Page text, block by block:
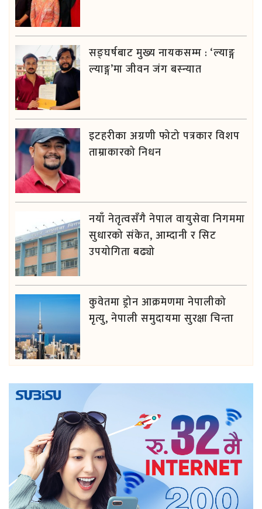
सङ्घर्षबाट मुख्य नायकसम्म : ‘ल्याङ्ग
ल्याङ्ग’मा जीवन जंग बस्न्यात
इटहरीका अग्रणी फोटो पत्रकार विशप
ताम्राकारको निधन
नयाँ नेतृत्वसँगै नेपाल वायुसेवा निगममा
सुधारको संकेत, आम्दानी र सिट
उपयोगिता बढ्यो
कुवेतमा ड्रोन आक्रमणमा नेपालीको
मृत्यु, नेपाली समुदायमा सुरक्षा चिन्ता